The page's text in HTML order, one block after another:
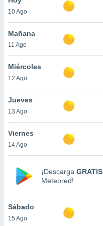
en
más
nuestra
de
aceptar
de
10 Ago
Mañana
11 Ago
Miércoles
12 Ago
Jueves
13 Ago
Viernes
14 Ago
¡Descarga GRATIS
Meteored!
Sábado
15 Ago